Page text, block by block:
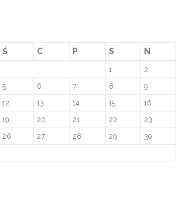
Ś C P S N
1
2
5 6 7 8
9
12 13 14 15
16
19 20 21 22
23
26 27 28 29
30